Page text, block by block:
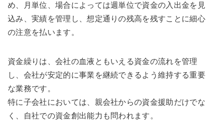
め、月単位、場合によっては週単位で資金の入出金を見
込み、実績を管理し、想定通りの残高を残すことに細心
の注意を払います。
資金繰りは、会社の血液ともいえる資金の流れを管理
し、会社が安定的に事業を継続できるよう維持する重要
な業務です。
特に子会社においては、親会社からの資金援助だけでな
く、自社での資金創出能力も問われます。